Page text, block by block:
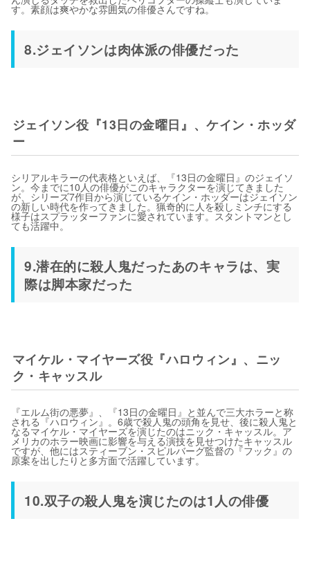
す。素顔は爽やかな雰囲気の俳優さんですね。
8.ジェイソンは肉体派の俳優だった
ジェイソン役『13日の金曜日』、ケイン・ホッダ
ー
シリアルキラーの代表格といえば、『13日の金曜日』のジェイソ
ン。今までに10人の俳優がこのキャラクターを演じてきました
が、シリーズ7作目から演じているケイン・ホッダーはジェイソン
の新しい時代を作ってきました。猟奇的に人を殺しミンチにする
様子はスプラッターファンに愛されています。スタントマンとし
ても活躍中。
9.潜在的に殺人鬼だったあのキャラは、実
際は脚本家だった
マイケル・マイヤーズ役『ハロウィン』、ニッ
ク・キャッスル
『エルム街の悪夢』、『13日の金曜日』と並んで三大ホラーと称
される『ハロウィン』。6歳で殺人鬼の頭角を見せ、後に殺人鬼と
なるマイケル・マイヤーズを演じたのはニック・キャッスル。ア
メリカのホラー映画に影響を与える演技を見せつけたキャッスル
ですが、他にはスティーブン・スピルバーグ監督の『フック』の
原案を出したりと多方面で活躍しています。
10.双子の殺人鬼を演じたのは1人の俳優